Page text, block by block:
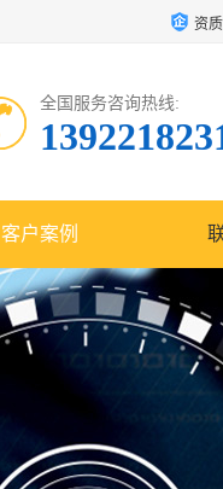
资
全国服务咨询热线:
客户案例